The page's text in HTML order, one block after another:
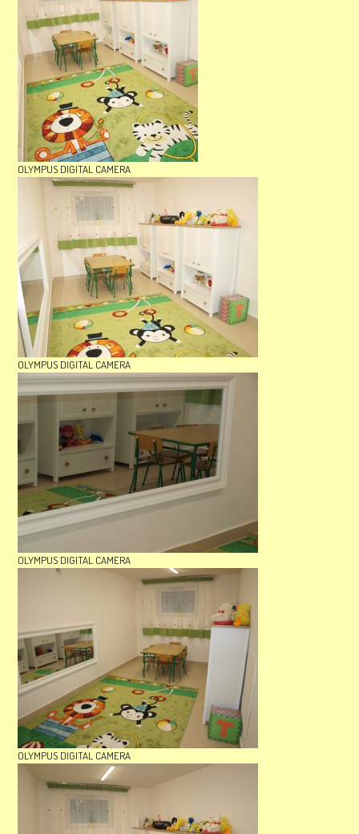
OLYMPUS DIGITAL CAMERA
OLYMPUS DIGITAL CAMERA
OLYMPUS DIGITAL CAMERA
OLYMPUS DIGITAL CAMERA